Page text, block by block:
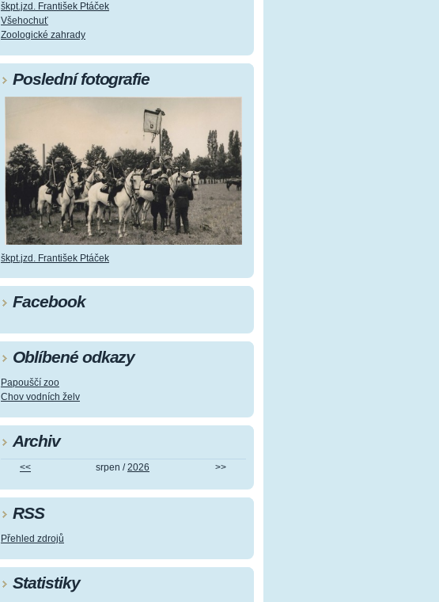
škpt.jzd. František Ptáček
Všehochuť
Zoologické zahrady
Poslední fotografie
škpt.jzd. František Ptáček
Facebook
Oblíbené odkazy
Papouščí zoo
Chov vodních želv
Archiv
<< srpen /2026 >>
RSS
Přehled zdrojů
Statistiky